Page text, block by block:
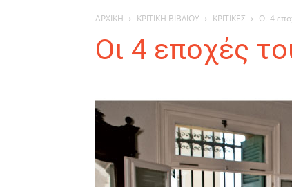
ΑΡΧΙΚΗ ΚΡΙΤΙΚΗ ΒΙΒΛΙΟΥ ΚΡΙΤΙΚΕΣ Οι 4
Οι 4 εποχές